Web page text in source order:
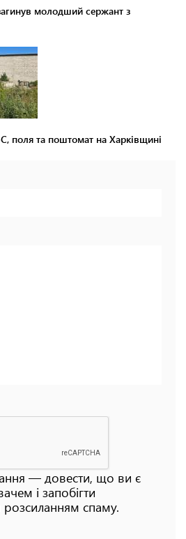
молодший сержант з
поля та поштомат на Харківщині
— довести, що ви є
і запобігти
спаму.